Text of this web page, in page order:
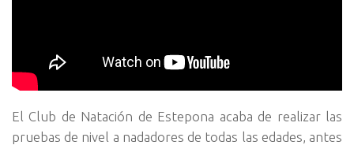
El Club de Natación de Estepona acaba de realizar las
pruebas de nivel a nadadores de todas las edades, antes